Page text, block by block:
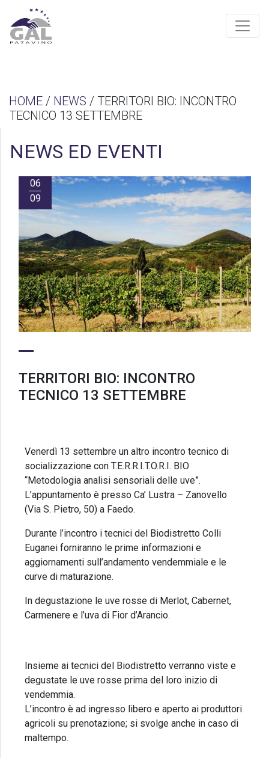
HOME / NEWS / TERRITORI BIO: INCONTRO
TECNICO 13 SETTEMBRE
NEWS ED EVENTI
06
09
TERRITORI BIO: INCONTRO
TECNICO 13 SETTEMBRE
Venerdì 13 settembre un altro incontro tecnico di
socializzazione con T.E.R.R.I.T.O.R.I. BIO
“Metodologia analisi sensoriali delle uve”.
L’appuntamento è presso Ca’ Lustra – Zanovello
(Via S. Pietro, 50) a Faedo.
Durante l’incontro i tecnici del Biodistretto Colli
Euganei forniranno le prime informazioni e
aggiornamenti sull’andamento vendemmiale e le
curve di maturazione.
In degustazione le uve rosse di Merlot, Cabernet,
Carmenere e l’uva di Fior d’Arancio.
Insieme ai tecnici del Biodistretto verranno viste e
degustate le uve rosse prima del loro inizio di
vendemmia.
L’incontro è ad ingresso libero e aperto ai produttori
agricoli su prenotazione; si svolge anche in caso di
maltempo.